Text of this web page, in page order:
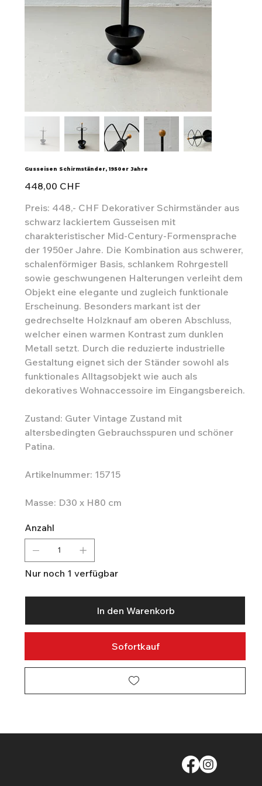
Gusseisen Schirmständer, 1950er Jahre
Preis
448,00 CHF
Preis: 448,- CHF Dekorativer Schirmständer aus
schwarz lackiertem Gusseisen mit
charakteristischer Mid-Century-Formensprache
der 1950er Jahre. Die Kombination aus schwerer,
schalenförmiger Basis, schlankem Rohrgestell
sowie geschwungenen Halterungen verleiht dem
Objekt eine elegante und zugleich funktionale
Erscheinung. Besonders markant ist der
gedrechselte Holzknauf am oberen Abschluss,
welcher einen warmen Kontrast zum dunklen
Metall setzt. Durch die reduzierte industrielle
Gestaltung eignet sich der Ständer sowohl als
funktionales Alltagsobjekt wie auch als
dekoratives Wohnaccessoire im Eingangsbereich.
Zustand: Guter Vintage Zustand mit
altersbedingten Gebrauchsspuren und schöner
Patina.
Artikelnummer: 15715
Masse: D30 x H80 cm
Anzahl
Nur noch 1 verfügbar
In den Warenkorb
Sofortkauf